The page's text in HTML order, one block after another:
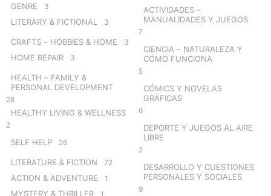
GENRE 3
LITERARY & FICTIONAL 3
CRAFTS – HOBBIES & HOME 3
HOME REPAIR 3
HEALTH – FAMILY &
PERSONAL DEVELOPMENT
28
HEALTHY LIVING & WELLNESS
2
SELF HELP 26
LITERATURE & FICTION 72
ACTION & ADVENTURE 1
MYSTERY & THRILLER 1
ACTIVIDADES –
MANUALIDADES Y JUEGOS
7
CIENCIA – NATURALEZA Y
CÓMO FUNCIONA
5
CÓMICS Y NOVELAS
GRÁFICAS
6
DEPORTE Y JUEGOS AL AIRE
LIBRE
2
DESARROLLO Y CUESTIONES
PERSONALES Y SOCIALES
9